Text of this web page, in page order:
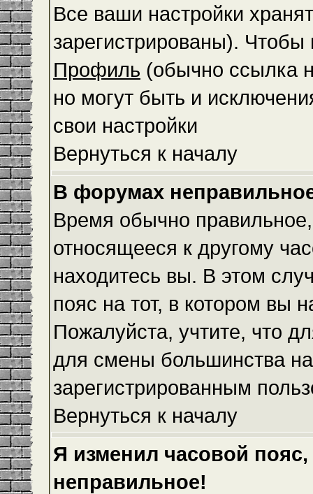
Все ваши настройки
зарегистрированы). Чтобы
Профиль (обычно ссылка
но могут быть и
свои настройки
Вернуться к началу
В форумах
Время обычно
относящееся к другому
находитесь вы. В этом
пояс на тот, в котором вы
Пожалуйста, учтите, что
для смены большинства
зарегистрированным
Вернуться к началу
Я изменил часовой
неправильное!